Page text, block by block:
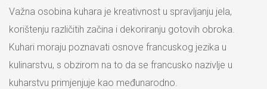
Važna osobina kuhara je kreativnost u spravljanju jela,
korištenju različitih začina i dekoriranju gotovih obroka.
Kuhari moraju poznavati osnove francuskog jezika u
kulinarstvu, s obzirom na to da se francusko nazivlje u
kuharstvu primjenjuje kao međunarodno.